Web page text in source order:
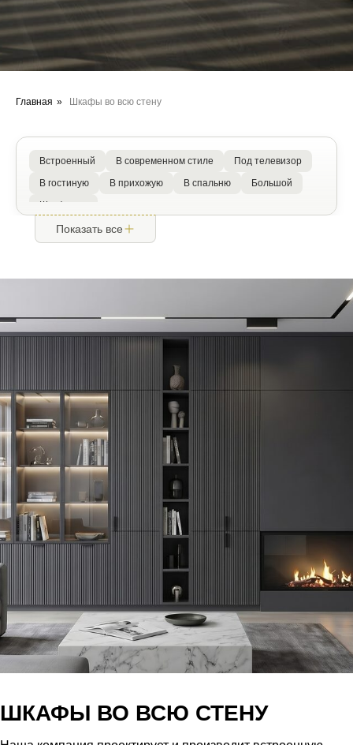
Главная » Шкафы во всю стену
Показать все
Встроенный В современном стиле
Под телевизор
В гостиную
В прихожую В спальню
Большой
Шкаф купе
ШКАФЫ ВО ВСЮ СТЕНУ